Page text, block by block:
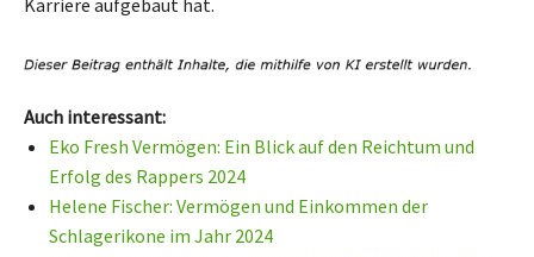
Auch interessant:
Eko Fresh Vermögen: Ein Blick auf den Reichtum und
Erfolg des Rappers 2024
Helene Fischer: Vermögen und Einkommen der
Schlagerikone im Jahr 2024